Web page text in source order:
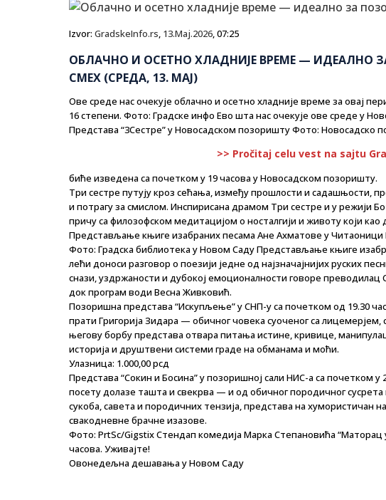
Izvor: GradskeInfo.rs, 13.Maj.2026, 07:25
ОБЛАЧНО И ОСЕТНО ХЛАДНИЈЕ ВРЕМЕ — ИДЕАЛНО
СМЕХ (СРЕДА, 13. МАЈ)
Ове среде нас очекује облачно и осетно хладније време за овај
16 степени. Фото: Градске инфо Ево шта нас очекује ове среде у
Представа “3Сестре” у Новосадском позоришту Фото: Новосадско
>> Pročitaj celu vest na sajtu
биће изведена са почетком у 19 часова у Новосадском позоришту.
Три сестре путују кроз сећања, између прошлости и садашњости,
и потрагу за смислом. Инспирисана драмом Три сестре и у режији
причу са филозофском медитацијом о носталгији и животу који као
Представљање књиге изабраних песама Ане Ахматове у Читаоници
Фото: Градска библиотека у Новом Саду Представљање књиге
лећи доноси разговор о поезији једне од најзначајнијих руских
снази, уздржаности и дубокој емоционалности говоре
док програм води Весна Живковић.
Позоришна представа “Искупљење” у СНП-у са почетком од 19.30
прати Григорија Зидара — обичног човека суоченог са
његову борбу представа отвара питања истине, кривице,
историја и друштвени системи граде на обманама и моћи.
Улазница: 1.000,00 рсд
Представа “Сокин и Босина” у позоришној сали НИС-а са почетком
посету долазе ташта и свекрва — и од обичног породичног сусрета
сукоба, савета и породичних тензија, представа на хумористичан
свакодневне брачне изазове.
Фото: PrtSc/Gigstix Стендап комедија Марка Степановића “Маторац
часова. Уживајте!
Овонедељна дешавања у Новом Саду